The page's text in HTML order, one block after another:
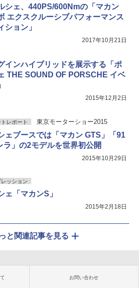
シェ、440PS/600Nmの「マカン
エクスクルーシブパフォーマンス
ション」
2017年10月21日
インハイブリッドを展示する「ポ
THE SOUND OF PORSCHE イベ
2015年12月2日
レポート 東京モーターショー2015
ェブースでは「マカン GTS」「91
ラ」の2モデルを世界初公開
2015年10月29日
レッション
ェ「マカンS」
2015年2月18日
と関連記事を見る
お問い合わせ